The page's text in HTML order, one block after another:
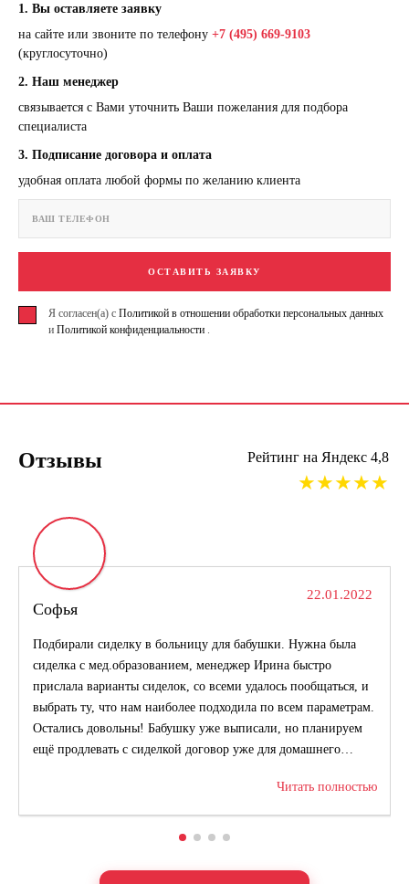
1. Вы оставляете заявку
на сайте или звоните по телефону +7 (495) 669-9103
(круглосуточно)
2. Наш менеджер
связывается с Вами уточнить Ваши пожелания для подбора
специалиста
3. Подписание договора и оплата
удобная оплата любой формы по желанию клиента
ОСТАВИТЬ ЗАЯВКУ
Я согласен(а) с Политикой в отношении обработки персональных данных
и Политикой конфиденциальности
Отзывы Рейтинг на Яндекс 4,8
★★★★★
Софья
22.01.2022
Подбирали сиделку в больницу для бабушки. Нужна была
сиделка с мед.образованием, менеджер Ирина быстро
прислала варианты сиделок, со всеми удалось пообщаться, и
выбрать ту, что нам наиболее подходила по всем параметрам.
Остались довольны! Бабушку уже выписали, но планируем
ещё продлевать с сиделкой договор уже для домашнего
Читать полностью
Оставьте свой номер телефона. Наш менеджер
Написать на WhatsApp